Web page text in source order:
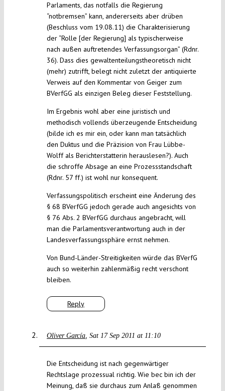
Reply
Parlaments, das notfalls die Regierung
“notbremsen” kann, andererseits aber drüben
(Beschluss vom 19.08.11) die Charakterisierung
der “Rolle [der Regierung] als typischerweise
nach außen auftretendes Verfassungsorgan” (Rdnr.
36). Dass dies gewaltenteilungstheoretisch nicht
(mehr) zutrifft, belegt nicht zuletzt der antiquierte
Verweis auf den Kommentar von Geiger zum
BVerfGG als einzigen Beleg dieser Feststellung.
Im Ergebnis wohl aber eine juristisch und
methodisch vollends überzeugende Entscheidung
(bilde ich es mir ein, oder kann man tatsächlich
den Duktus und die Präzision von Frau Lübbe-
Wolff als Berichterstatterin herauslesen?). Auch
die schroffe Absage an eine Prozessstandschaft
(Rdnr. 57 ff.) ist wohl nur konsequent.
Verfassungspolitisch erscheint eine Änderung des
§ 68 BVerfGG jedoch gerade auch angesichts von
§ 76 Abs. 2 BVerfGG durchaus angebracht, will
man die Parlamentsverantwortung auch in der
Landesverfassungssphäre ernst nehmen.
Von Bund-Länder-Streitigkeiten würde das BVerfG
auch so weiterhin zahlenmäßig recht verschont
bleiben.
Oliver García Sat 17 Sep 2011 at 11:10
Die Entscheidung ist nach gegenwärtiger
Rechtslage prozessual richtig. Wie bec bin ich der
Meinung, daß sie durchaus zum Anlaß genommen